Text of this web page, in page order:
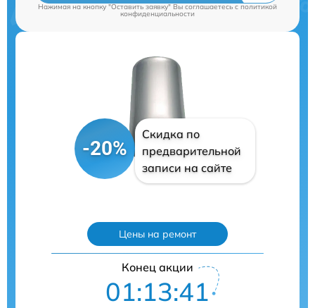
Нажимая на кнопку "Оставить заявку" Вы соглашаетесь cполитикой
конфиденциальности
-20%
Скидка по
предварительной
записи на сайте
Цены на ремонт
Конец акции
01:13:40